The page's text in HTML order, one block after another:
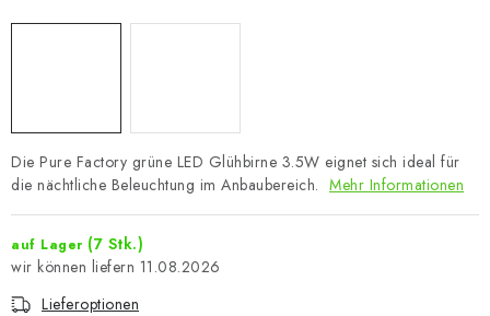
Die Pure Factory grüne LED Glühbirne 3.5W eignet sich ideal für
die nächtliche Beleuchtung im Anbaubereich. Mehr Informationen
auf Lager (7 Stk.)
11.08.2026
Lieferoptionen